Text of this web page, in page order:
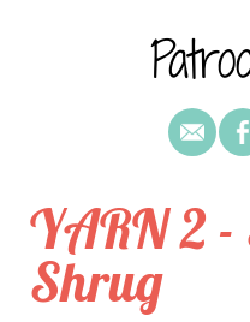
YARN 2
Shrug